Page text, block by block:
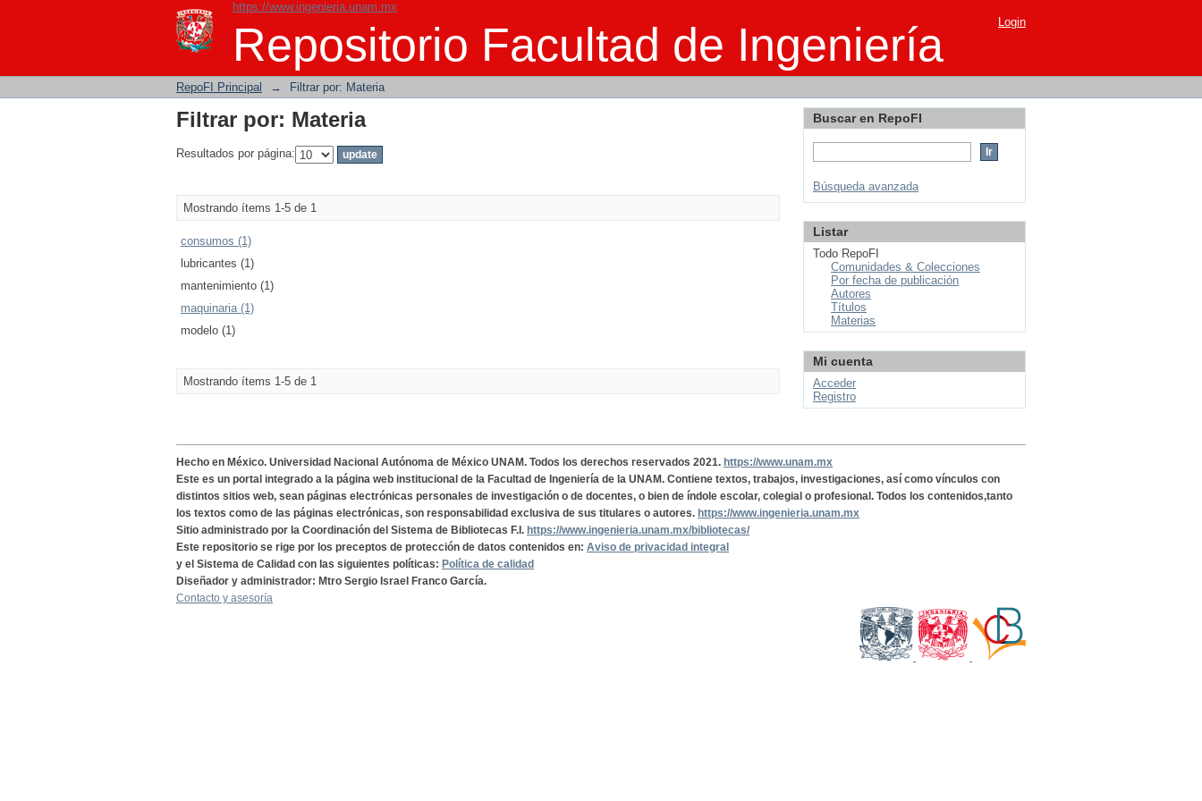
https://www.ingenieria.unam.mx
Repositorio Facultad de Ingeniería
Filtrar por: Materia Login
RepoFI Principal → Filtrar por: Materia
Filtrar por: Materia
Resultados por página:
Mostrando ítems 1-5 de 1
consumos (1)
lubricantes (1)
mantenimiento (1)
maquinaria (1)
modelo (1)
Mostrando ítems 1-5 de 1
Buscar en RepoFI
Búsqueda avanzada
Listar
Todo RepoFI
Comunidades & Colecciones
Por fecha de publicación
Autores
Títulos
Materias
Mi cuenta
Acceder
Registro
Hecho en México. Universidad Nacional Autónoma de México UNAM. Todos los derechos reservados 2021. https://www.unam.mx
Este es un portal integrado a la página web institucional de la Facultad de Ingeniería de la UNAM. Contiene textos, trabajos, investigaciones, así como vínculos con
distintos sitios web, sean páginas electrónicas personales de investigación o de docentes, o bien de índole escolar, colegial o profesional. Todos los contenidos,tanto
los textos como de las páginas electrónicas, son responsabilidad exclusiva de sus titulares o autores. https://www.ingenieria.unam.mx
Sitio administrado por la Coordinación del Sistema de Bibliotecas F.I. https://www.ingenieria.unam.mx/bibliotecas/
Este repositorio se rige por los preceptos de protección de datos contenidos en: Aviso de privacidad integral
y el Sistema de Calidad con las siguientes políticas: Política de calidad
Diseñador y administrador: Mtro Sergio Israel Franco García.
Contacto y asesoría